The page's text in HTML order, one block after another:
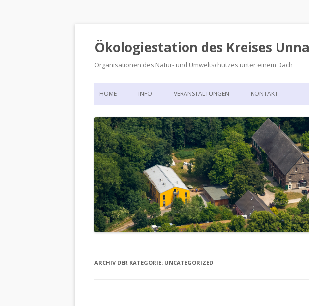
Ökologiestation des Kreises Unna
Organisationen des Natur- und Umweltschutzes unter einem Dach
HOME INFO
DIE ÖKOLOGIESTATION – FAST
900 JAHRE VORGESCHICHTE
VERANSTALTUNGEN KONTAKT
ARCHIV DER KATEGORIE: UNCATEGORIZED